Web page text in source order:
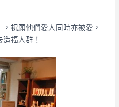
祝願他們愛人同時亦被愛，
福人群！